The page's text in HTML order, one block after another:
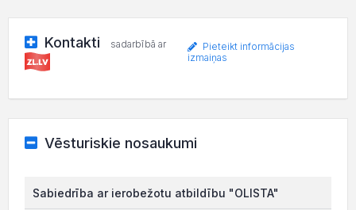
Kontakti sadarbībā ar
Pieteikt informācijas
izmaiņas
Vēsturiskie nosaukumi
Sabiedrība ar ierobežotu atbildību "OLISTA"